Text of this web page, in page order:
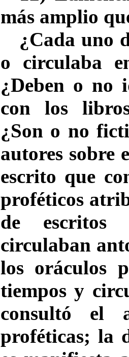
más amplio
¿Cada uno
o circulaba
¿Deben o no
con los
¿Son o no
autores sobre
escrito que
proféticos
de escritos
circulaban
los oráculos
tiempos y
consultó el
proféticas; la